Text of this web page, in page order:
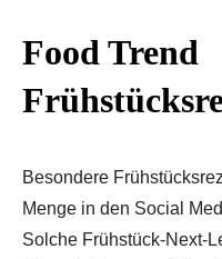
Food Trend
Besondere
Menge in den Social
Solche Frühstück-Next-